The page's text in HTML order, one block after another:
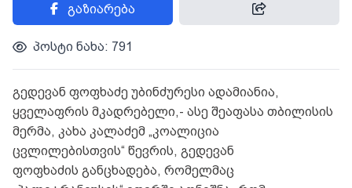
გაზიარება
პოსტი ნახა: 791
გედევან ფოფხაძე უბინძურესი ადამიანია,
ყველაფრის მკადრებელი,- ასე შეაფასა თბილისის
მერმა, კახა კალაძემ „კოალიცია
ცვლილებისთვის“ წევრის, გედევან
ფოფხაძის განცხადება, რომელმაც